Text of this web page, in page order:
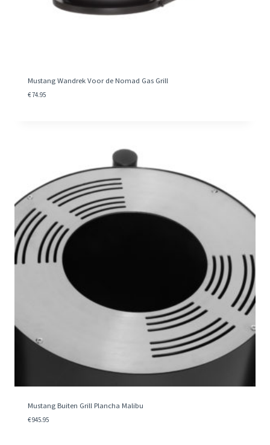
Mustang Wandrek Voor de Nomad Gas Grill
€74.95
Mustang Buiten Grill Plancha Malibu
€945.95